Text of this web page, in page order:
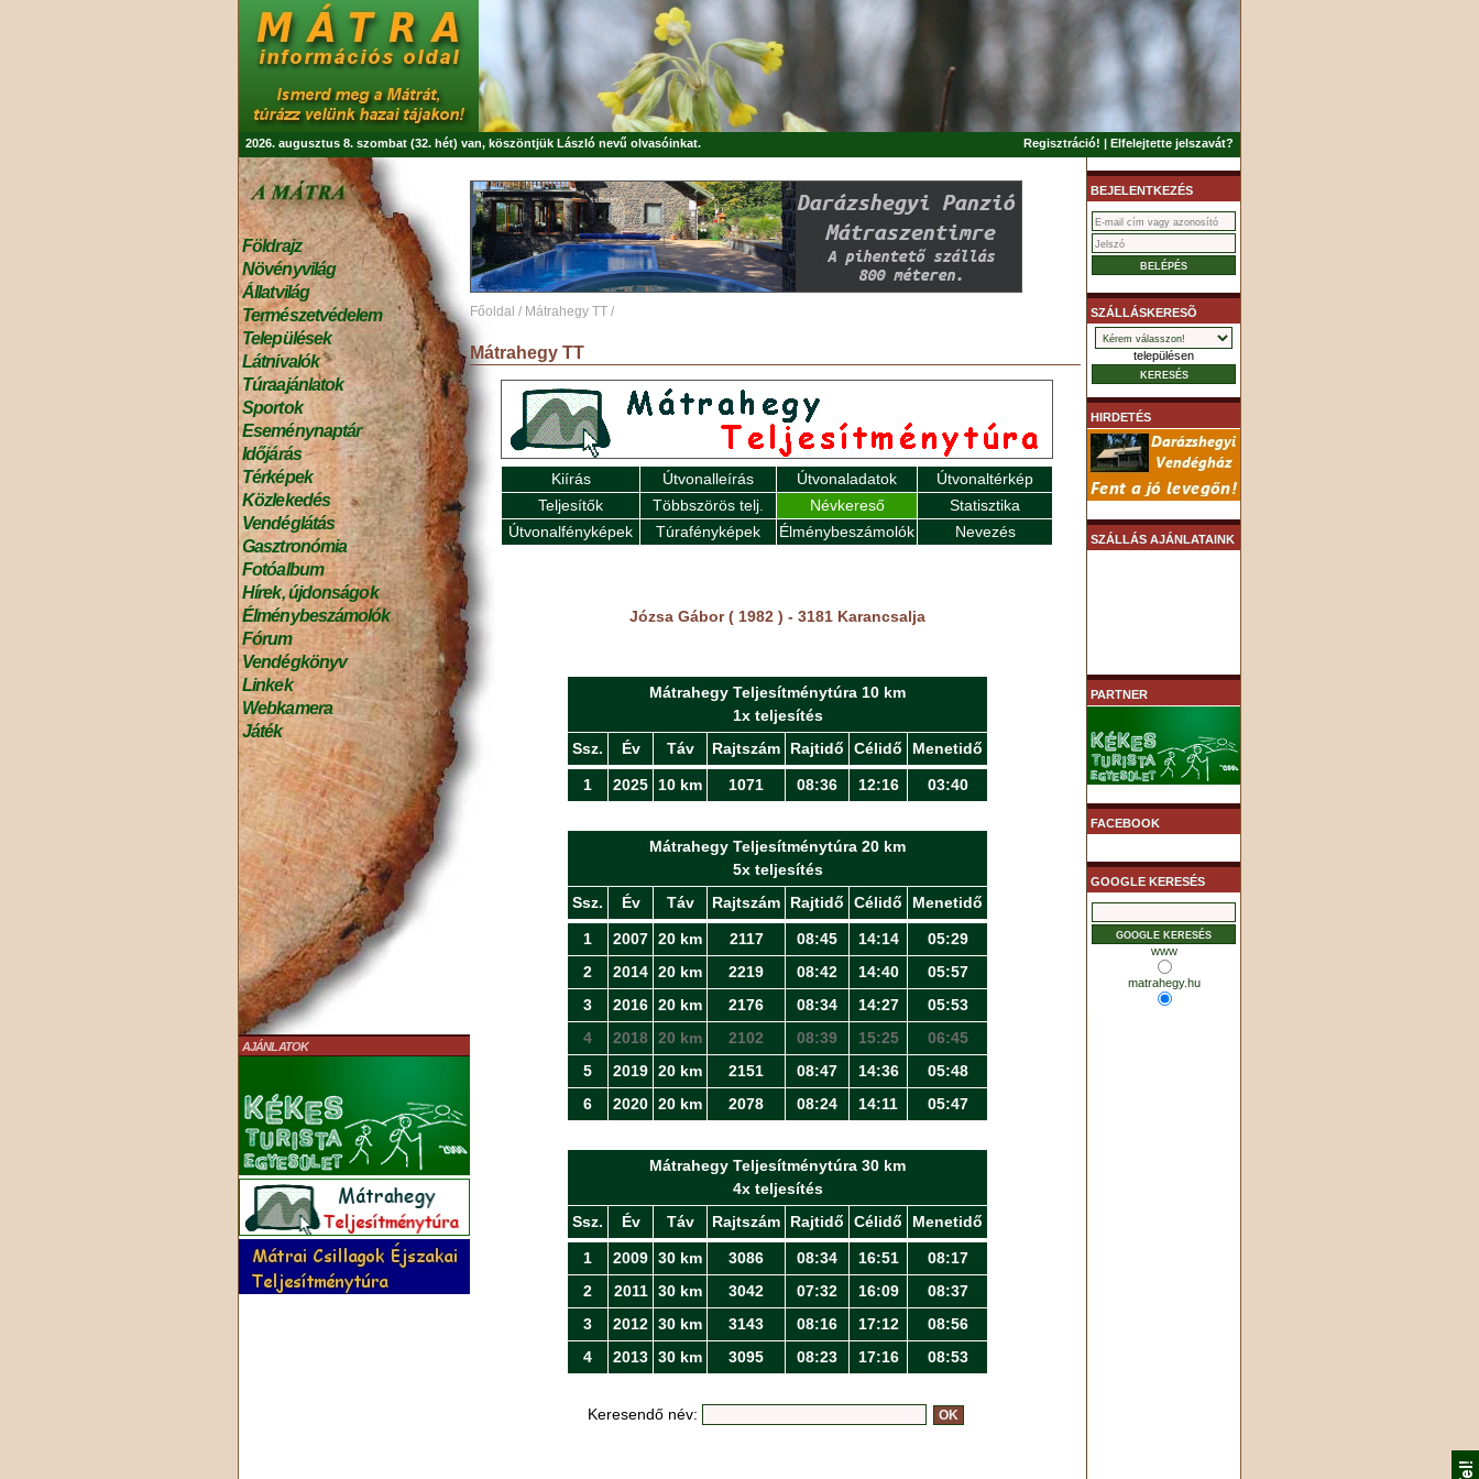
2026. augusztus 8. szombat (32. hét) van, köszöntjük László nevű olvasóinkat. Regisztráció! | Elfelejtette jelszavát?
Földrajz
Növényvilág
Állatvilág
Természetvédelem
Települések
Látnivalók
Túraajánlatok
Sportok
Eseménynaptár
Időjárás
Térképek
Közlekedés
Vendéglátás
Gasztronómia
Fotóalbum
Hírek, újdonságok
Élménybeszámolók
Fórum
Vendégkönyv
Linkek
Webkamera
Játék
AJÁNLATOK
Főoldal / Mátrahegy TT /
Mátrahegy TT
Kiírás Útvonalleírás Útvonaladatok
Útvonaltérkép
Teljesítők
Többszörös telj. Névkereső
Statisztika
Útvonalfényképek
Túrafényképek Élménybeszámolók Nevezés
Józsa Gábor ( 1982 ) - 3181 Karancsalja
Mátrahegy Teljesítménytúra 10 km
1x teljesítés
Ssz.
Év Táv Rajtszám Rajtidő Célidő Menetidő
1 2025 10 km 1071 08:36 12:16 03:40
Mátrahegy Teljesítménytúra 20 km
5x teljesítés
Ssz.
Év Táv Rajtszám Rajtidő Célidő Menetidő
1 2007 20 km 2117 08:45 14:14
05:29
2
2014 20 km 2219 08:42 14:40
05:57
3
2016 20 km 2176 08:34 14:27
05:53
4
2018 20 km 2102 08:39 15:25
06:45
5
2019 20 km 2151 08:47 14:36
05:48
6
2020 20 km 2078 08:24 14:11 05:47
Mátrahegy Teljesítménytúra 30 km
4x teljesítés
Ssz.
Év Táv Rajtszám Rajtidő Célidő Menetidő
1 2009 30 km 3086 08:34 16:51
08:17
2
2011 30 km 3042 07:32 16:09
08:37
3
2012 30 km 3143 08:16 17:12
08:56
4
2013 30 km 3095 08:23 17:16 08:53
Keresendő név:
BEJELENTKEZÉS
SZÁLLÁSKERESÕ
településen
HIRDETÉS
SZÁLLÁS AJÁNLATAINK
PARTNER
FACEBOOK
GOOGLE KERESÉS
www
matrahegy.hu